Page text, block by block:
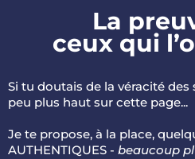
La
ceux qui
Si tu doutais de la véracité
peu plus haut sur cette page...
Je te propose, à la place,
AUTHENTIQUES - beaucoup